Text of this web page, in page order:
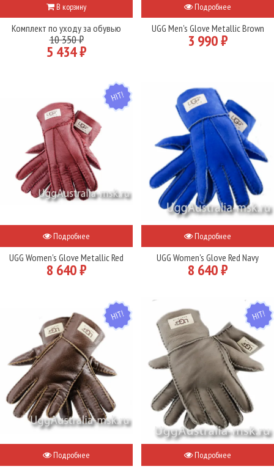
В корзину
Комплект по уходу за обувью
10 350 ₽
5 434 ₽
Подробнее
UGG Men's Glove Metallic Brown
3 990 ₽
HIT
Подробнее
UGG Women's Glove Metallic Red
8 640 ₽
Подробнее
UGG Women's Glove Red Navy
8 640 ₽
HIT
Подробнее
HIT
Подробнее